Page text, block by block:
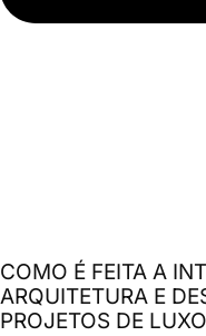
COMO É FEITA A
ARQUITETURA E
PROJETOS DE